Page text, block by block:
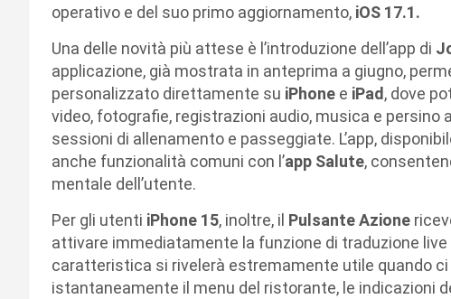
operativo e del suo primo aggiornamento, iOS 17.1.
Una delle novità più attese è l’introduzione dell’app di
applicazione, già mostrata in anteprima a giugno,
personalizzato direttamente su iPhone e iPad , dove
video, fotografie, registrazioni audio, musica e persino
sessioni di allenamento e passeggiate. L’app,
anche funzionalità comuni con l’app Salute,
mentale dell’utente.
Per gli utenti iPhone 15, inoltre, il Pulsante Azione
attivare immediatamente la funzione di traduzione
caratteristica si rivelerà estremamente utile quando
istantaneamente il menu del ristorante, le indicazioni